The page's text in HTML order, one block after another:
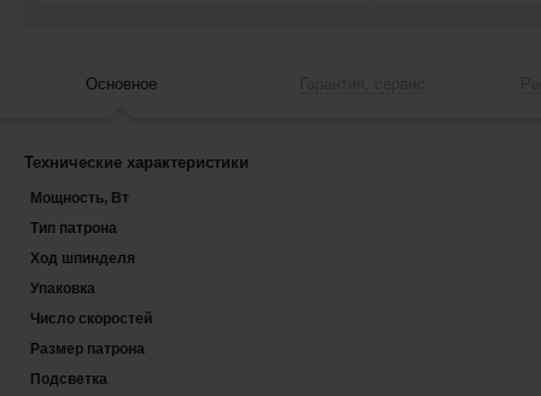
Основное
Технические характеристики
Мощность, Вт
Тип патрона
Ход шпинделя
Упаковка
Число скоростей
Размер патрона
Подсветка